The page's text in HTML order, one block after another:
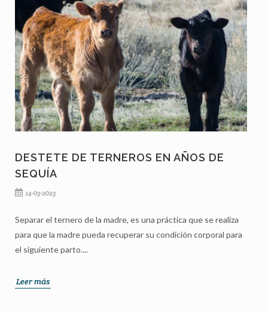
DESTETE DE TERNEROS EN AÑOS DE
SEQUÍA
14-03-2023
Separar el ternero de la madre, es una práctica que se realiza
para que la madre pueda recuperar su condición corporal para
el siguiente parto....
Leer más